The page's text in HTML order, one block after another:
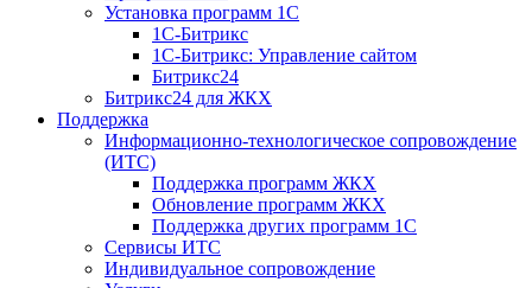
Установка программ 1С
1С-Битрикс
1С-Битрикс: Управление сайтом
Битрикс24
Битрикс24 для ЖКХ
Поддержка
Информационно-технологическое сопровождение
(ИТС)
Поддержка программ ЖКХ
Обновление программ ЖКХ
Поддержка других программ 1С
Сервисы ИТС
Индивидуальное сопровождение